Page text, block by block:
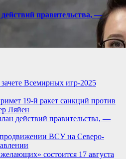
правительства, —
Всемирных игр-2025
19-й ракет санкций против
Ляйен
действий правительства, —
ВСУ на Северо-
состоится 17 августа